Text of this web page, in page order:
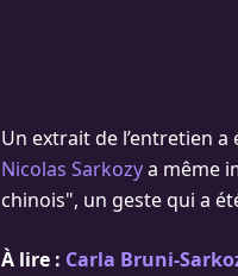
Un extrait de l’entretien
Nicolas Sarkozya même
chinois", un geste qui a
À lire : Carla Bruni-